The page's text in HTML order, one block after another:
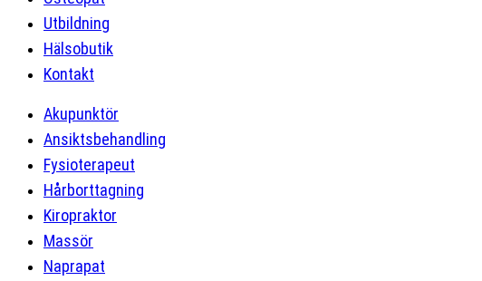
Utbildning
Hälsobutik
Kontakt
Akupunktör
Ansiktsbehandling
Fysioterapeut
Hårborttagning
Kiropraktor
Massör
Naprapat